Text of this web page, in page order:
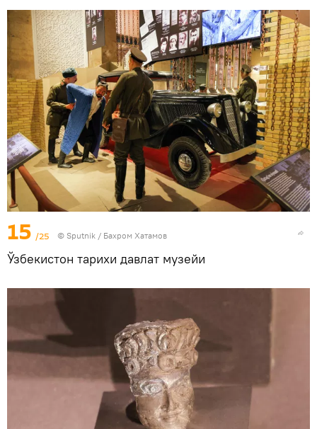
15 /25 © Sputnik / Бахром Хатамов
Ўзбекистон тарихи давлат музейи